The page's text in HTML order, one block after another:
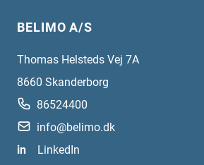
BELIMO A/S
Thomas Helsteds Vej 7A
8660 Skanderborg
86524400
info@belimo.dk
in
LinkedIn